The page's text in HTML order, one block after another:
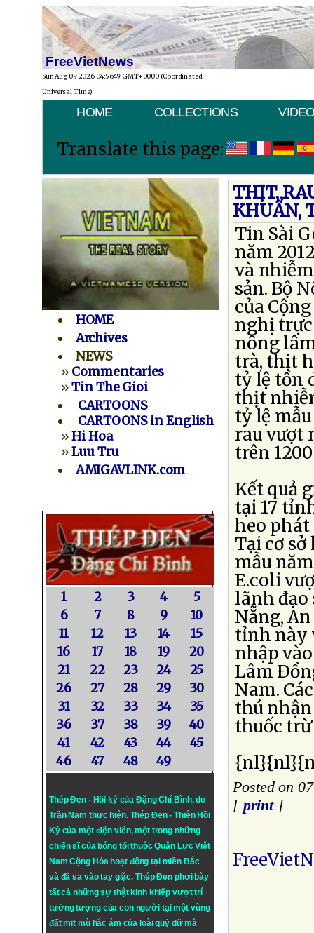
FreeVietNews
Sun Aug 09 2026 04:56:49 GMT+0000 (Coordinated
Universal Time)
HOME COLLECTIONS
Translate this page:
HOME
Archives
NEWS
» Commentaries
»Tin The Gioi
CARTOONS
CARTOONS in English
»Hi Hoa
»Luu Tru
AMIGAVLINK.com
1 2 3 4
5
6
7 8 9
10
11
12 13 14
15
16
17 18 19
20
21
22 23 24
25
26
27 28 29
30
31
32 33 34
35
36
37 38 39
40
41
42 43 44
45
46
47 48 49
Thép Đen - Hồi ký của Đặng Chí Bình, do
Trần Nam thực hiện. Thép Đen- Thiên Hồi
Ký của một điện viên, một trong những
chiến sĩ của bóng tối thuộc Quân Lực Việt
Nam Cộng Hòa hoạt động tại miền Bắc
và đã sa vào tay giặc. Thép Đen phơi bày
tất cả những sự thật kinh khiếp vượt trí
tưởng tượng của con người tại một vùng
đất mịt mù hắc ám của loài quỷ dữ mà
THỊT,
KHUẨN,
Tin Sài
năm
và
sản. Bộ
của
nghị
nông
trà, thịt
tỷ lệ tồn
thịt
tỷ lệ
rau vượt
trên
Kết quả
tại 17
heo phát
Tại cơ
mẫu
E.coli
lãnh
Nẵng,
tỉnh này
nhập
Lâm
Nam.
thú nhận
thuốc trừ
Posted on
[ print]